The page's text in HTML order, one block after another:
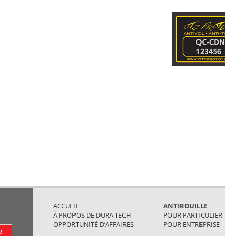
ACCUEIL
À PROPOS DE DURA TECH
OPPORTUNITÉ D’AFFAIRES
ANTIROUILLE
POUR PARTICULIER
POUR ENTREPRISE